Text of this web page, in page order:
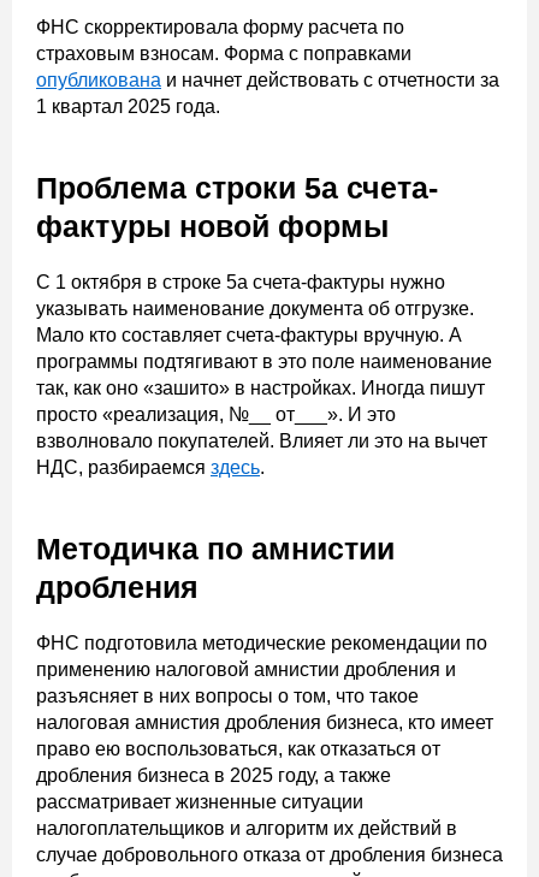
ФНС скорректировала форму расчета по
страховым взносам. Форма с поправками
опубликована и начнет действовать с отчетности за
1 квартал 2025 года.
Проблема строки 5а счета-
фактуры новой формы
С 1 октября в строке 5а счета-фактуры нужно
указывать наименование документа об отгрузке.
Мало кто составляет счета-фактуры вручную. А
программы подтягивают в это поле наименование
так, как оно «зашито» в настройках. Иногда пишут
просто «реализация, №__ от___». И это
взволновало покупателей. Влияет ли это на вычет
НДС, разбираемся здесь.
Методичка по амнистии
дробления
ФНС подготовила методические рекомендации по
применению налоговой амнистии дробления и
разъясняет в них вопросы о том, что такое
налоговая амнистия дробления бизнеса, кто имеет
право ею воспользоваться, как отказаться от
дробления бизнеса в 2025 году, а также
рассматривает жизненные ситуации
налогоплательщиков и алгоритм их действий в
случае добровольного отказа от дробления бизнеса